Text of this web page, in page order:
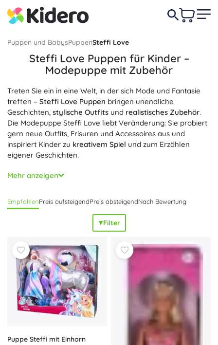
Puppen und BabysPuppenSteffi Love
Steffi Love Puppen für Kinder –
Modepuppe mit Zubehör
Treten Sie ein in eine Welt, in der sich Mode und Fantasie
treffen – Steffi Love Puppen bringen unendliche
Geschichten, stylische Outfits und realistisches Zubehör.
Die Modepuppe Steffi Love liebt Veränderung: Sie probiert
gern neue Outfits, Frisuren und Accessoires aus und
inspiriert Kinder zu kreativem Spiel und zum Erzählen
eigener Geschichten.
In dieser Kategorie finden Sie
Spielpakete – Steffi mit Baby und Kinderwagen, die
oder Ärztin. PraktischesZubehörwie Kinderwagen, Auto,
Pferd, Puppenhaus, Outfits und Schuhe lässt sich beliebig
kombinieren, sodass jede Szene anders und spannend ist.
und vielseitiges Zubehör fördern
Feinmotorik, Fantasie und soziale Fähigkeiten. Steffi Love
Puppen sind einbeliebtes Geschenkfür Kinder, die Mode,
die Pflege eines Babys und Abenteuer lieben. Das breite
Angebot an Zubehör und kompatiblen Outfits ermöglicht
es, die Sammlung zu erweitern,
zu kombinieren und
originelle Geschichten zu erschaffen – von Prinzessin und
Braut bis hin zur Reiterin oder Ärztin. Wählen Sie die Steffi
stundenlangen Spielspaßund
Mehr anzeigen
EmpfohlenPreis aufsteigendPreis absteigendNach Bewertung
Filter
Puppe Steffi mit Einhorn